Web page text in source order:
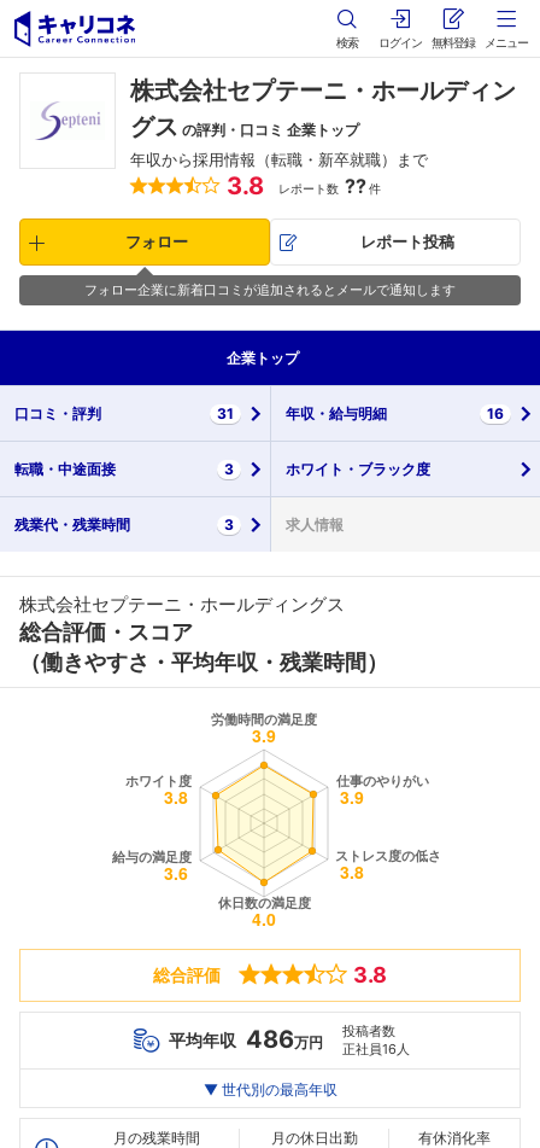
検索 ログイン 無料登録 メニュー
株式会社セプテーニ・ホールディン
グス の評判・口コミ 企業トップ
年収から採用情報（転職・新卒就職）まで
3.8 レポート数 ??件
フォロー レポート投稿
フォロー企業に新着口コミが追加されるとメールで通知します
企業 トップ
口コミ・ 評判 31 年収・ 給与明細 16
転職・ 中途面接 3 ホワイト・ ブラック度
残業代・ 残業時間 3 求人情報
株式会社セプテーニ・ホールディングス
総合評価・スコア
（働きやすさ・平均年収・残業時間）
総合評価 3.8
平均年収 486万円
投稿者数
正社員16人
最高年収
20代
722万
30代
700万
--万
▼ 世代別の最高年収
月の残業時間 月の休日出勤 有休消化率